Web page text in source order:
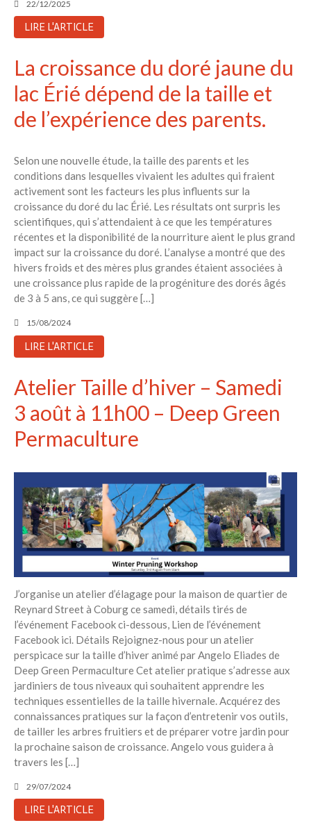
22/12/2025
LIRE L'ARTICLE
La croissance du doré jaune du
lac Érié dépend de la taille et
de l’expérience des parents.
Selon une nouvelle étude, la taille des parents et les
conditions dans lesquelles vivaient les adultes qui fraient
activement sont les facteurs les plus influents sur la
croissance du doré du lac Érié. Les résultats ont surpris les
scientifiques, qui s’attendaient à ce que les températures
récentes et la disponibilité de la nourriture aient le plus grand
impact sur la croissance du doré. L’analyse a montré que des
hivers froids et des mères plus grandes étaient associées à
une croissance plus rapide de la progéniture des dorés âgés
de 3 à 5 ans, ce qui suggère […]
15/08/2024
LIRE L'ARTICLE
Atelier Taille d’hiver – Samedi
3 août à 11h00 – Deep Green
Permaculture
J’organise un atelier d’élagage pour la maison de quartier de
Reynard Street à Coburg ce samedi, détails tirés de
l’événement Facebook ci-dessous, Lien de l’événement
Facebook ici. Détails Rejoignez-nous pour un atelier
perspicace sur la taille d’hiver animé par Angelo Eliades de
Deep Green Permaculture Cet atelier pratique s’adresse aux
jardiniers de tous niveaux qui souhaitent apprendre les
techniques essentielles de la taille hivernale. Acquérez des
connaissances pratiques sur la façon d’entretenir vos outils,
de tailler les arbres fruitiers et de préparer votre jardin pour
la prochaine saison de croissance. Angelo vous guidera à
travers les […]
29/07/2024
LIRE L'ARTICLE